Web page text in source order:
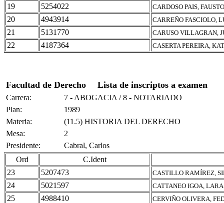
19 5254022 CARDOSO PAIS,
20 4943914 CARREÑO FASCIOLO,
21 5131770 CARUSO VILLAGRAN,
22 4187364 CASERTA PEREIRA,
Facultad de Derecho Lista de inscriptos a examen
Carrera:
7 - ABOGACIA / 8 - NOTARIADO
Plan:
1989
Materia:
(11.5) HISTORIA DEL DERECHO
Mesa:
2
Presidente:
Cabral, Carlos
Ord
C.Ident
23
5207473 CASTILLO RAMÍREZ,
24 5021597 CATTANEO IGOA, LARA
25 4988410 CERVIÑO OLIVERA,